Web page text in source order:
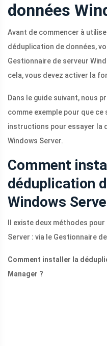
données
Avant de commencer à
déduplication de données,
Gestionnaire de serveur
cela, vous devez activer la
Dans le guide suivant, nous
comme exemple pour que
instructions pour essayer la
Windows Server.
Comment
déduplication
Windows
Il existe deux méthodes
Server : via le Gestionnaire
Comment installer la
Manager ?